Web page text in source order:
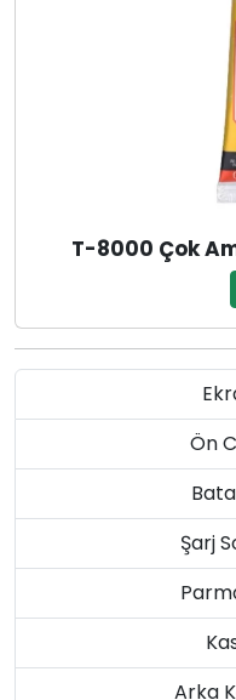
T-8000 Çok
Ön
Şarj
Arka